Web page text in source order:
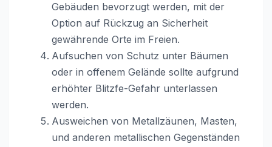
Gebäuden bevorzugt werden, mit der
Option auf Rückzug an Sicherheit
gewährende Orte im Freien.
Aufsuchen von Schutz unter Bäumen
oder in offenem Gelände sollte aufgrund
erhöhter Blitzfe-Gefahr unterlassen
werden.
Ausweichen von Metallzäunen, Masten,
und anderen metallischen Gegenständen